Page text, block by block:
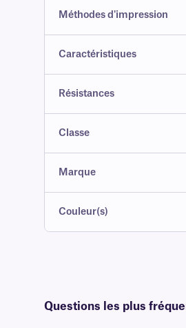
Méthodes d'impression
Caractéristiques
Résistances
Classe
Marque
Couleur(s)
Questions les plus